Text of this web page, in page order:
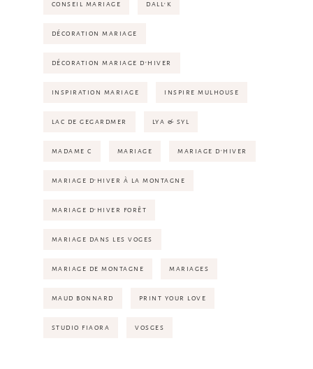
CONSEIL MARIAGE DALL'K
DÉCORATION MARIAGE
DÉCORATION MARIAGE D'HIVER
INSPIRATION MARIAGE INSPIRE MULHOUSE
LAC DE GEGARDMER LYA & SYL
MADAME C MARIAGE MARIAGE D'HIVER
MARIAGE D'HIVER À LA MONTAGNE
MARIAGE D'HIVER FORÊT
MARIAGE DANS LES VOGES
MARIAGE DE MONTAGNE MARIAGES
MAUD BONNARD PRINT YOUR LOVE
STUDIO FIAORA VOSGES